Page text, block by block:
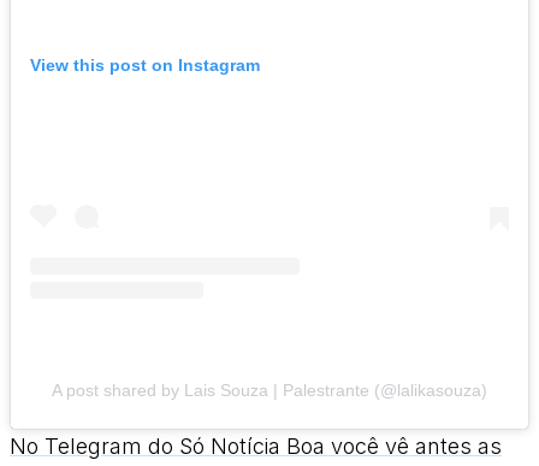
View this post on Instagram
A post shared by Lais Souza | Palestrante (@lalikasouza)
No Telegram do Só Notícia Boa você vê antes as